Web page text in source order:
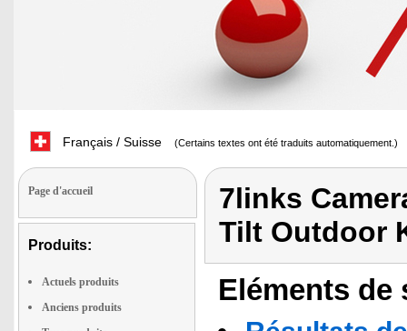
Français / Suisse (Certains textes ont été traduits automatiquement.)
Page d'accueil
Produits:
Actuels produits
Anciens produits
7links
Tilt Outdoor
Eléments